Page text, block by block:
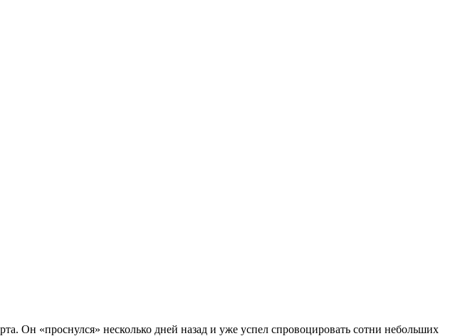
Он «проснулся» несколько дней назад и уже успел спровоцировать сотни небольших